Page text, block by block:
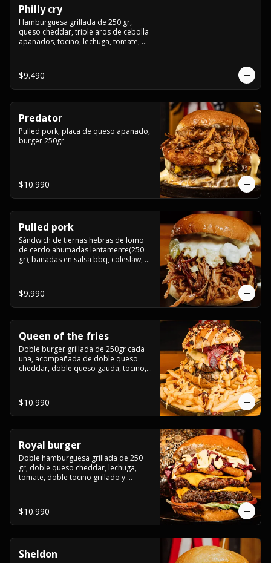
Philly cry
Hamburguesa grillada de 250 gr,
queso cheddar, triple aros de cebolla
apanados, tocino, lechuga, tomate,
$9.490
Predator
Pulled pork, placa de queso apanado,
burger 250gr
$10.990
Pulled pork
Sándwich de tiernas hebras de lomo
de cerdo ahumadas lentamente(250
gr), bañadas en salsa bbq, coleslaw,
$9.990
Queen of the fries
Doble burger grillada de 250gr cada
una, acompañada de doble queso
cheddar, doble queso gauda, tocino,
$10.990
Royal burger
Doble hamburguesa grillada de 250
gr, doble queso cheddar, lechuga,
tomate, doble tocino grillado y
salsa de queso cheddar.
$10.990
Sheldon